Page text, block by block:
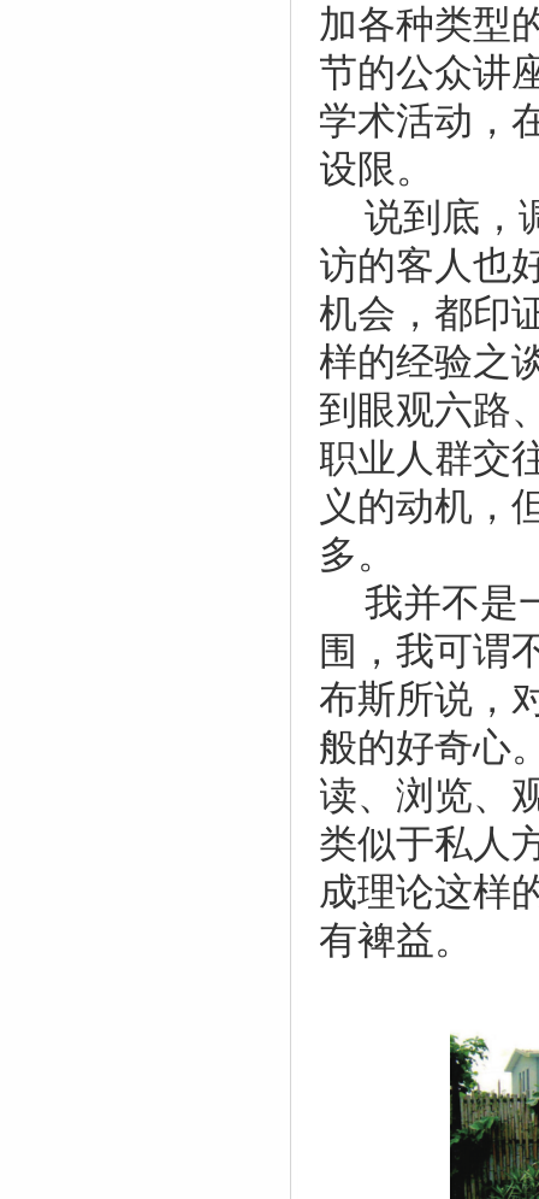
加各种类型
节的公众讲
学术活动，
设限。
说到底，
访的客人也
机会，都印
样的经验之
到眼观六路
职业人群交
义的动机，
多。
我并不是
围，我可谓
布斯所说，
般的好奇心
读、浏览、
类似于私人
成理论这样
有裨益。